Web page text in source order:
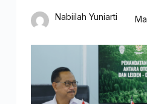
Nabiilah Yuniarti